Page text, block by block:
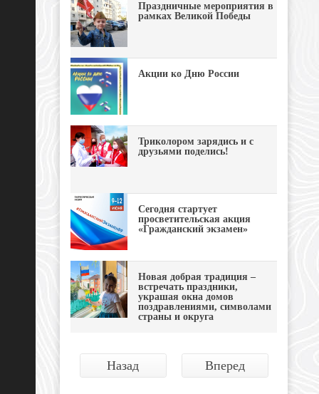
Праздничные мероприятия в
рамках Великой Победы
Акции ко Дню России
Триколором зарядись и с
друзьями поделись!
Сегодня стартует
просветительская акция
«Гражданский экзамен»
Новая добрая традиция –
встречать праздники,
украшая окна домов
поздравлениями, символами
страны и округа
Назад Вперед